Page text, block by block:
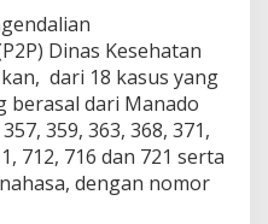
Dinas Kesehatan
dari 18 kasus yang
berasal dari Manado
359, 363, 368, 371,
712, 716 dan 721 serta
dengan nomor